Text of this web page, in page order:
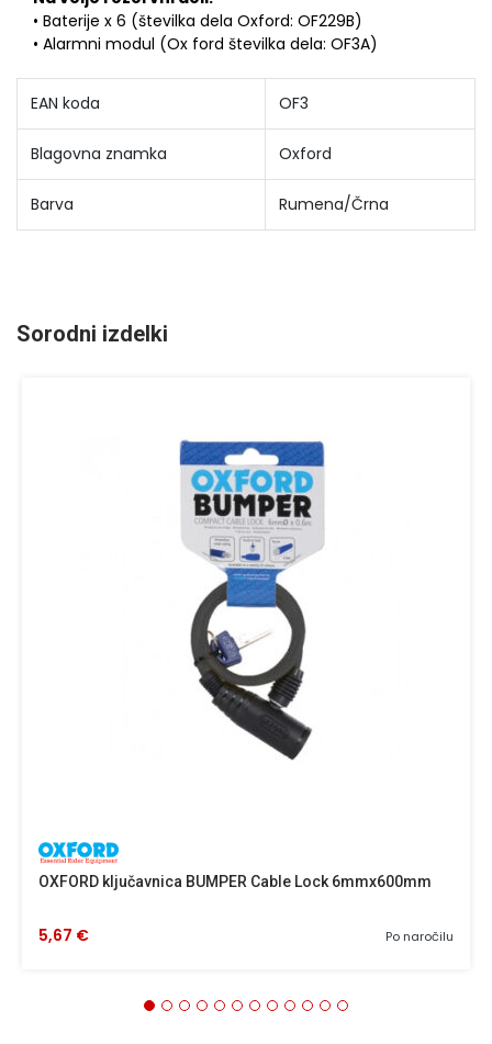
• Baterije x 6 (številka dela Oxford: OF229B)
• Alarmni modul (Ox ford številka dela: OF3A)
EAN koda OF3
Blagovna znamka Oxford
Barva Rumena/Črna
Sorodni izdelki
OXFORD ključavnica BUMPER Cable Lock 6mmx600mm
Po naročilu
5,67 €